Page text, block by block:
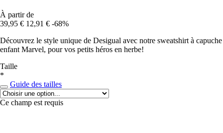
À partir de
39,95 € 12,91 € -68%
Découvrez le style unique de Desigual avec notre sweatshirt à capuche
enfant Marvel, pour vos petits héros en herbe!
Taille
*
Guide des tailles
Ce champ est requis